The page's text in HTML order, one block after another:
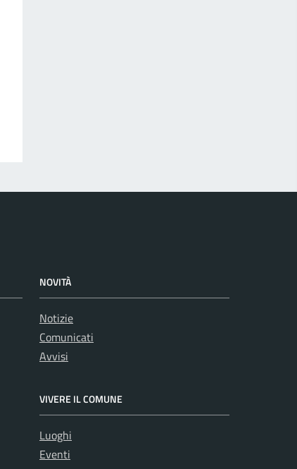
NOVITÀ
Notizie
Comunicati
Avvisi
VIVERE IL COMUNE
Luoghi
Eventi